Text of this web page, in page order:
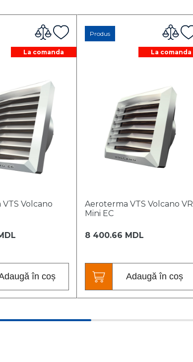
La comanda
Volcano
în coș
La comanda
Produs
Aeroterma VTS Volcano VR
Mini EC
8 400.66 MDL
Adaugă în coș